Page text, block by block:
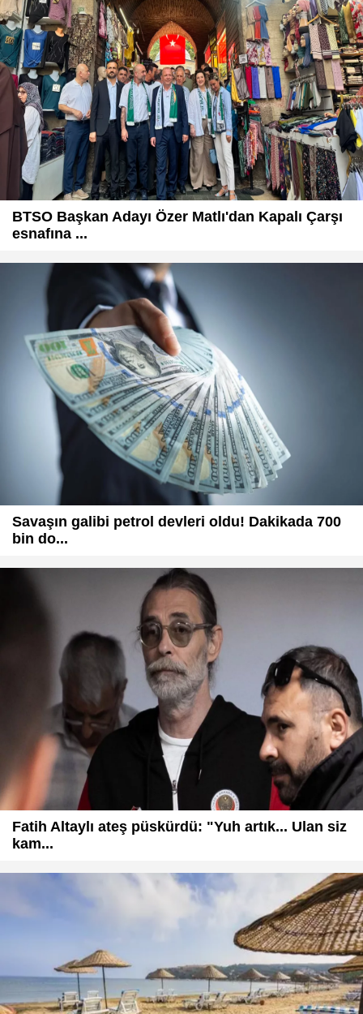
BTSO Başkan Adayı Özer Matlı'dan Kapalı Çarşı
esnafına ...
Savaşın galibi petrol devleri oldu! Dakikada 700
bin do...
Fatih Altaylı ateş püskürdü: "Yuh artık... Ulan siz
kam...